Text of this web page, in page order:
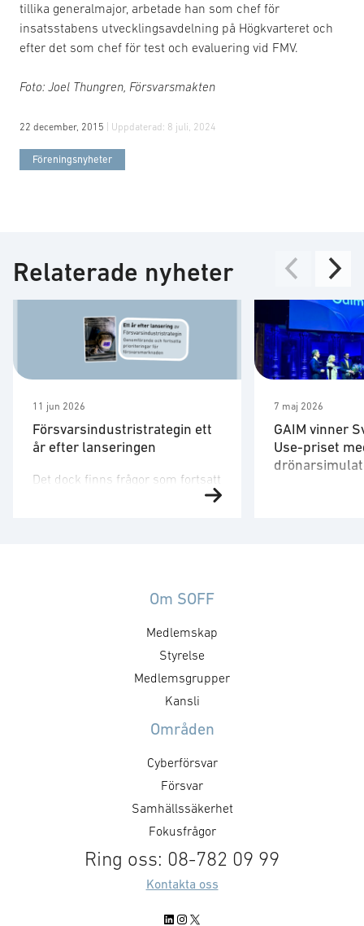
tillika generalmajor, arbetade han som chef för
insatsstabens utvecklingsavdelning på Högkvarteret och
efter det som chef för test och evaluering vid FMV.
Foto: Joel Thungren, Försvarsmakten
22 december, 2015 | Uppdaterad: 8 juli, 2024
Föreningsnyheter
Relaterade nyheter
11 jun 2026
Försvarsindustristrategin ett
år efter lanseringen
Det dock finns frågor som fortsatt
behöver utvecklas. Strategin är
styrning, upphandling, avtal,
formar försvarsmarknaden
genom hur den agerar som kund.
Det handlar inte bara om ökade
försvarsinvesteringar, utan också
anskaffningsprinciper,
7 maj 2026
GAIM vinner
Use-priset
Om SOFF
Medlemskap
Styrelse
Medlemsgrupper
Kansli
Områden
Cyberförsvar
Försvar
Samhällssäkerhet
Fokusfrågor
Ring oss: 08-782 09 99
Kontakta oss
LinkedIn
Instagram
X